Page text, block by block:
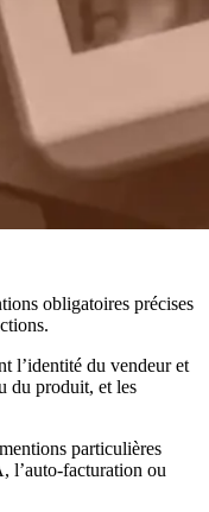
obligatoires précises
l’identité du vendeur et
du produit, et les
particulières
l’auto-facturation ou